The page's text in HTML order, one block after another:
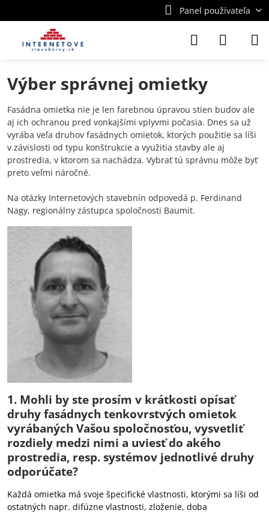
Panel používateľa
Výber správnej omietky
Fasádna omietka nie je len farebnou úpravou stien budov ale
aj ich ochranou pred vonkajšími vplyvmi počasia. Dnes sa už
vyrába veľa druhov fasádnych omietok, ktorých použitie sa líši
v závislosti od typu konštrukcie a využitia stavby ale aj
prostredia, v ktorom sa nachádza. Vybrať tú správnu môže byť
preto veľmi náročné.
Na otázky Internetových stavebnín odpovedá p. Ferdinand
Nagy, regionálny zástupca spoločnosti Baumit.
1. Mohli by ste prosím v krátkosti opísať
druhy fasádnych tenkovrstvých omietok
vyrábaných Vašou spoločnosťou, vysvetliť
rozdiely medzi nimi a uviesť do akého
prostredia, resp. systémov jednotlivé druhy
odporúčate?
Každá omietka má svoje špecifické vlastnosti, ktorými sa líši od
ostatných napr. difúzne vlastnosti, zloženie, doba